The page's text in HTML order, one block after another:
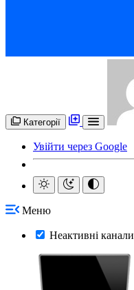
Категорії
Увійти через Google
Меню
Неактивні канали